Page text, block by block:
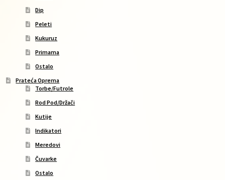
Dip
Peleti
Kukuruz
Primama
Ostalo
Prateća Oprema
Torbe/Futrole
Rod Pod/Držači
Kutije
Indikatori
Meredovi
Čuvarke
Ostalo